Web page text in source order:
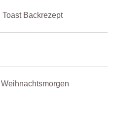
Backrezept